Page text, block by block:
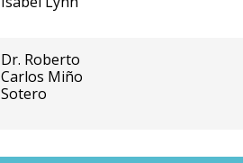
Dr. Roberto
Carlos Miño
Sotero